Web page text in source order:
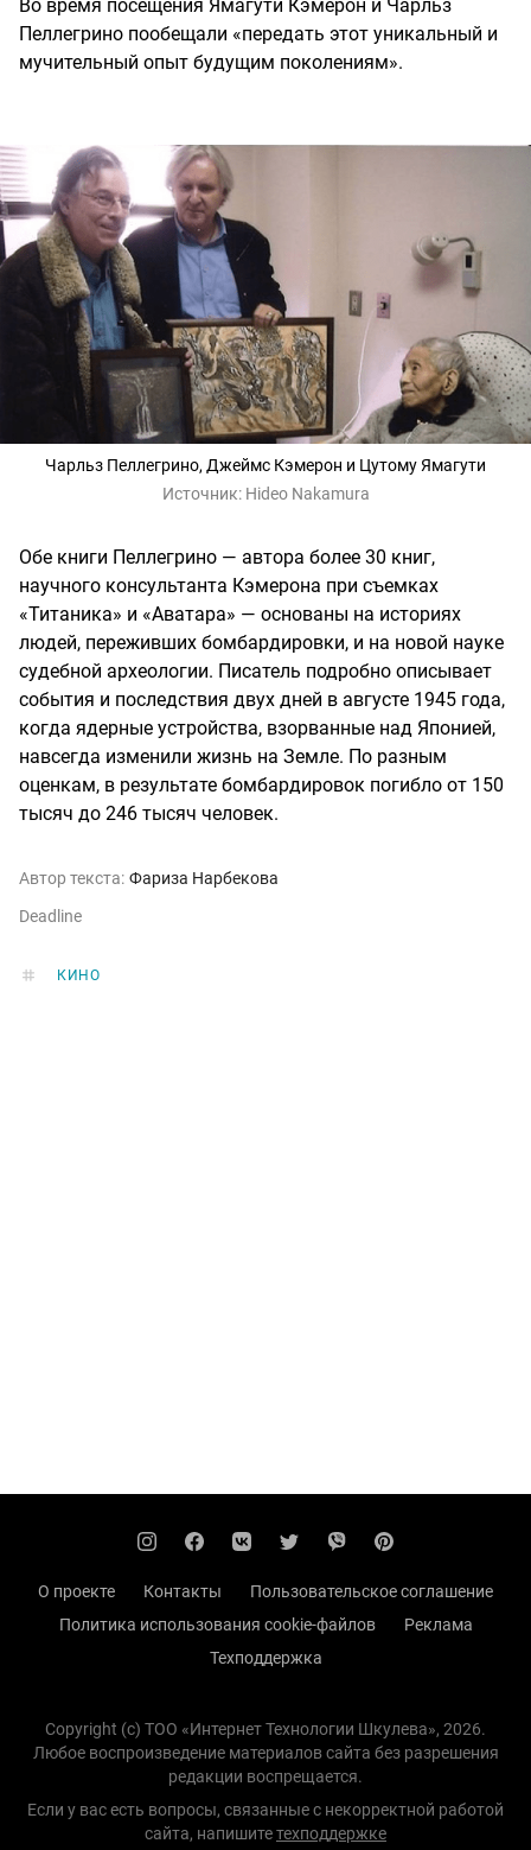
Во время посещения Ямагути Кэмерон и Чарльз
Пеллегрино пообещали «передать этот уникальный и
мучительный опыт будущим поколениям».
Чарльз Пеллегрино, Джеймс Кэмерон и Цутому Ямагути
Источник: Hideo Nakamura
Обе книги Пеллегрино — автора более 30 книг,
научного консультанта Кэмерона при съемках
«Титаника» и «Аватара» — основаны на историях
людей, переживших бомбардировки, и на новой науке
судебной археологии. Писатель подробно описывает
события и последствия двух дней в августе 1945 года,
когда ядерные устройства, взорванные над Японией,
навсегда изменили жизнь на Земле. По разным
оценкам, в результате бомбардировок погибло от 150
тысяч до 246 тысяч человек.
Автор текста: Фариза Нарбекова
Deadline
КИНО
О проекте Контакты
Пользовательское соглашение
Политика использования cookie-файлов
Реклама
Техподдержка
Copyright (с) TOO «Интернет Технологии Шкулева», 2026.
Любое воспроизведение материалов сайта без разрешения
редакции воспрещается.
Если у вас есть вопросы, связанные с некорректной работой
сайта, напишитетехподдержке